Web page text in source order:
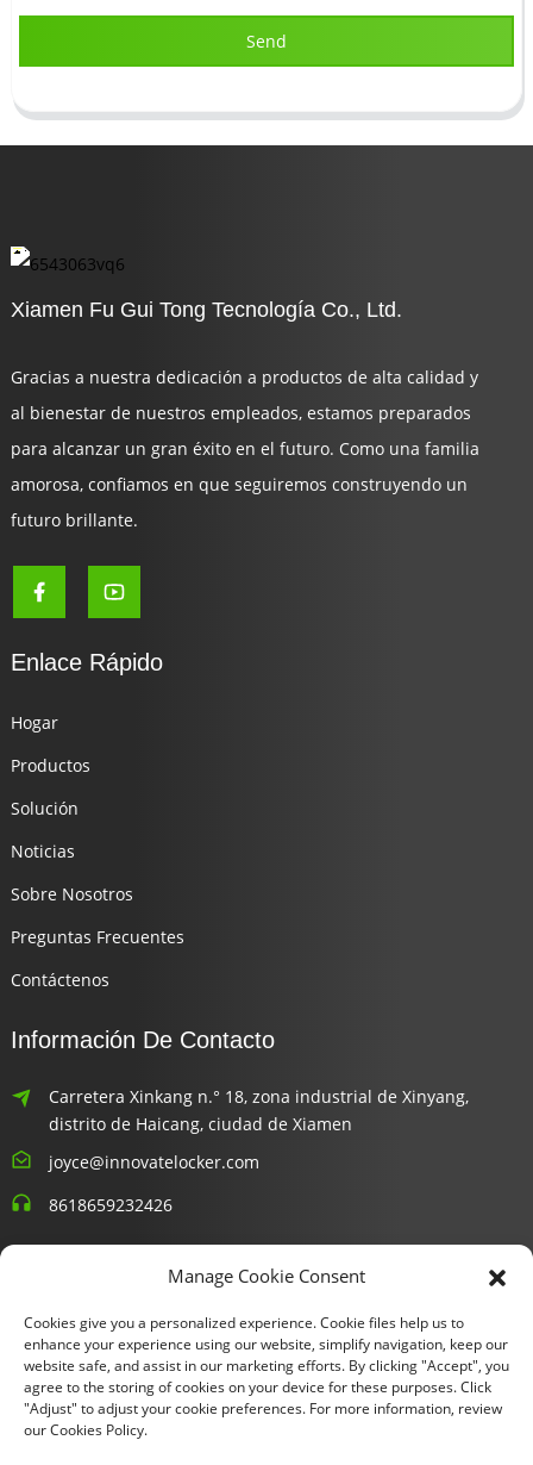
Send
Xiamen Fu Gui Tong Tecnología Co., Ltd.
Gracias a nuestra dedicación a productos de alta calidad y
al bienestar de nuestros empleados, estamos preparados
para alcanzar un gran éxito en el futuro. Como una familia
amorosa, confiamos en que seguiremos construyendo un
futuro brillante.
Enlace Rápido
Hogar
Productos
Solución
Noticias
Sobre Nosotros
Preguntas Frecuentes
Contáctenos
Información De Contacto
Carretera Xinkang n.° 18, zona industrial de Xinyang,
distrito de Haicang, ciudad de Xiamen
joyce@innovatelocker.com
8618659232426
Boletines Informativos
Ingresa tu email y te enviaremos información de los últimos
planes.
Consultar Ahora
Manage Cookie Consent
Cookies give you a personalized experience. Cookie files help us to
enhance your experience using our website, simplify navigation, keep our
website safe, and assist in our marketing efforts. By clicking "Accept", you
agree to the storing of cookies on your device for these purposes. Click
"Adjust" to adjust your cookie preferences. For more information, review
our Cookies Policy.